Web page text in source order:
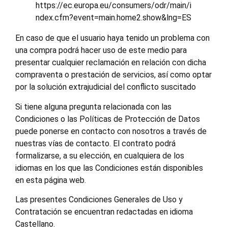
https://ec.europa.eu/consumers/odr/main/i
ndex.cfm?event=main.home2.show&lng=ES
En caso de que el usuario haya tenido un problema con
una compra podrá hacer uso de este medio para
presentar cualquier reclamación en relación con dicha
compraventa o prestación de servicios, así como optar
por la solución extrajudicial del conflicto suscitado
Si tiene alguna pregunta relacionada con las
Condiciones o las Políticas de Protección de Datos
puede ponerse en contacto con nosotros a través de
nuestras vías de contacto. El contrato podrá
formalizarse, a su elección, en cualquiera de los
idiomas en los que las Condiciones están disponibles
en esta página web.
Las presentes Condiciones Generales de Uso y
Contratación se encuentran redactadas en idioma
Castellano.